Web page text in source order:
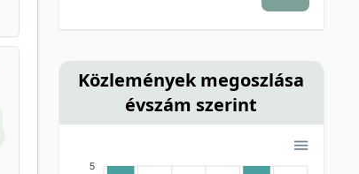
Közlemények megoszlása
évszám szerint
5